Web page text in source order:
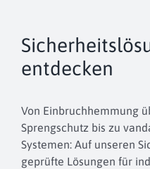
entdecken
Von Einbruchhemmung
Sprengschutz bis zu
Systemen: Auf unseren
geprüfte Lösungen für